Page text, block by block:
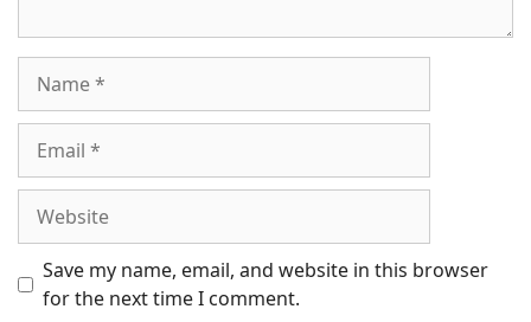
Name
Email
Website
Save my name, email, and website in this browser
for the next time I comment.